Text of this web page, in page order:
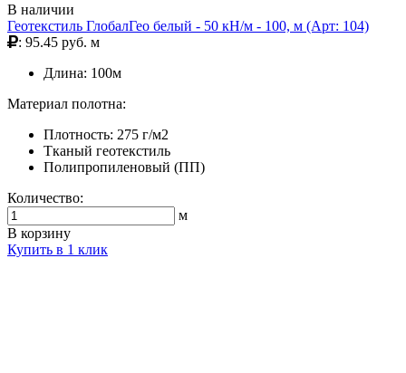
В наличии
Геотекстиль ГлобалГео белый - 50 кН/м - 100, м (Арт: 104)
: 95.45 руб. м
Длина: 100м
Материал полотна:
Плотность: 275 г/м2
Тканый геотекстиль
Полипропиленовый (ПП)
Количество:
м
В корзину
Купить в 1 клик